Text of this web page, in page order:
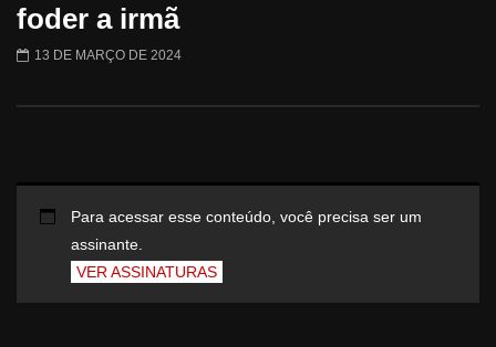
foder a irmã
13 DE MARÇO DE 2024
Para acessar esse conteúdo, você precisa ser um
assinante.
VER ASSINATURAS